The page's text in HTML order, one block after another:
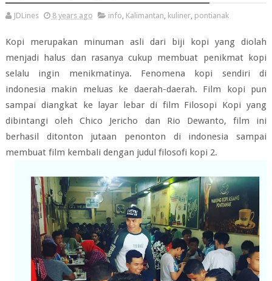
JDLines 8 years ago info, Kalimantan, kuliner, pontianak
Kopi merupakan minuman asli dari biji kopi yang diolah
menjadi halus dan rasanya cukup membuat penikmat kopi
selalu ingin menikmatinya. Fenomena kopi sendiri di
indonesia makin meluas ke daerah-daerah. Film kopi pun
sampai diangkat ke layar lebar di film Filosopi Kopi yang
dibintangi oleh Chico Jericho dan Rio Dewanto, film ini
berhasil ditonton jutaan penonton di indonesia sampai
membuat film kembali dengan judul filosofi kopi 2.